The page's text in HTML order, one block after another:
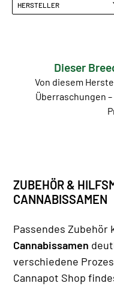
HERSTELLER
Dieser
Von diesem
Überraschungen
ZUBEHÖR &
CANNABISSAMEN
Passendes Zubehör
Cannabissamen
verschiedene
Cannapot Shop